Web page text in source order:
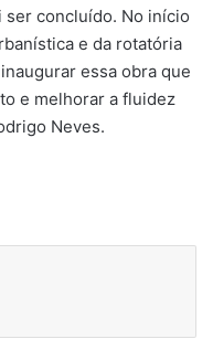
concluído. No início
e da rotatória
essa obra que
e melhorar a fluidez
Neves.